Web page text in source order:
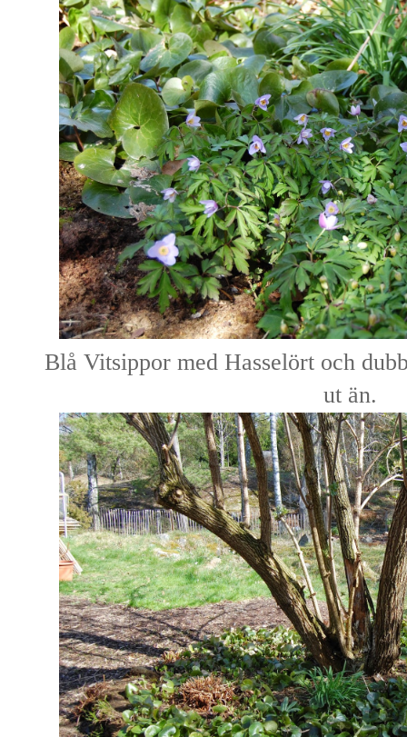
Blå Vitsippor med Hasselört och
ut än.